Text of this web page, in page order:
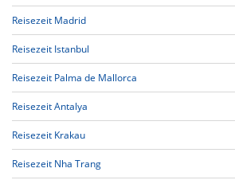
Reisezeit Madrid
Reisezeit Istanbul
Reisezeit Palma de Mallorca
Reisezeit Antalya
Reisezeit Krakau
Reisezeit Nha Trang